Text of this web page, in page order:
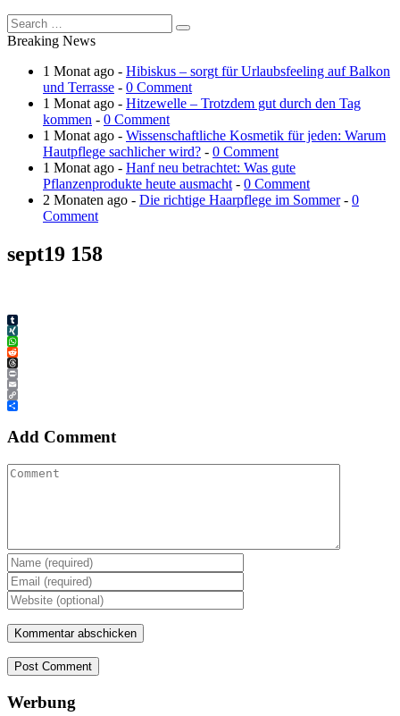
Breaking News
1 Monat ago - Hibiskus – sorgt für Urlaubsfeeling auf Balkon
und Terrasse - 0 Comment
1 Monat ago - Hitzewelle – Trotzdem gut durch den Tag
kommen - 0 Comment
1 Monat ago - Wissenschaftliche Kosmetik für jeden: Warum
Hautpflege sachlicher wird? - 0 Comment
1 Monat ago - Hanf neu betrachtet: Was gute
Pflanzenprodukte heute ausmacht - 0 Comment
2 Monaten ago - Die richtige Haarpflege im Sommer- 0
Comment
sept19 158
Tumblr
XING
WhatsApp
Reddit
Threads
Print
Email
Copy
Link
Teilen
Add Comment
Post Comment
Werbung